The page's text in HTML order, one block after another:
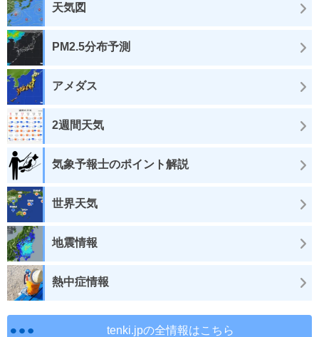
天気図
PM2.5分布予測
アメダス
2週間天気
気象予報士のポイント解説
世界天気
地震情報
熱中症情報
tenki.jpの全情報はこちら